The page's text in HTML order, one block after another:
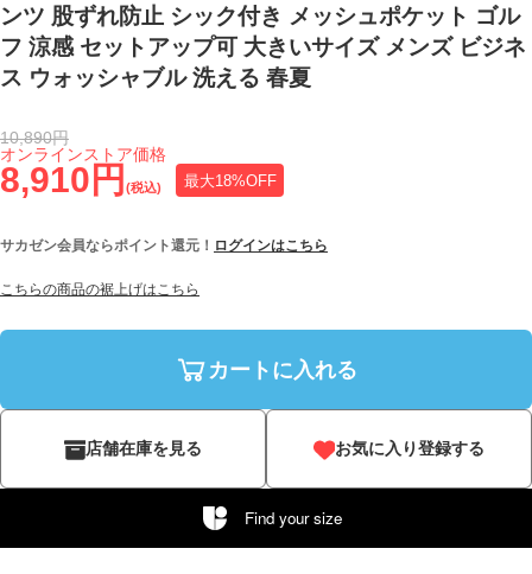
ンツ 股ずれ防止 シック付き メッシュポケット ゴル
フ 涼感 セットアップ可 大きいサイズ メンズ ビジネ
ス ウォッシャブル 洗える 春夏
8,910円 (税込) 最大18%OFF
オンラインストア価格
10,890円
サカゼン会員ならポイント還元！ ログインはこちら
こちらの商品の裾上げはこちら
カートに入れる
店舗在庫を見る お気に入り登録する
Find your size